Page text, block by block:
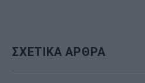
ΣΧΕΤΙΚΑ ΑΡΘΡΑ